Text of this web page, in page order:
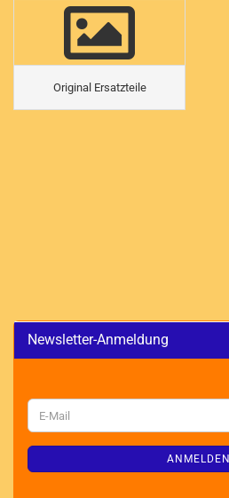
Original Ersatzteile
Newsletter-Anmeldung
WEITER
ZUR
ANMELDUNG
E-
Mail
ANMELDEN